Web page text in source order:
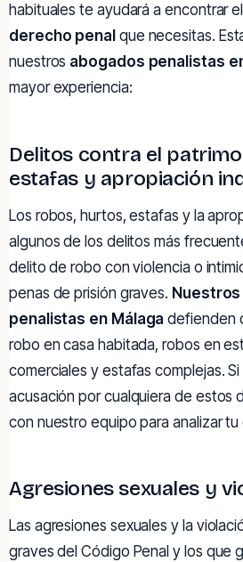
habituales te ayudará a encontrar el
derecho penal que necesitas.
nuestros abogados penalistas
mayor experiencia:
Delitos contra el
estafas y apropiación
Los robos, hurtos, estafas y la
algunos de los delitos más
delito de robo con violencia o
penas de prisión graves.
penalistas en Málaga defienden
robo en casa habitada, robos en
comerciales y estafas complejas.
acusación por cualquiera de estos
con nuestro equipo para analizar tu
Agresiones sexuales y
Las agresiones sexuales y la
graves del Código Penal y los que